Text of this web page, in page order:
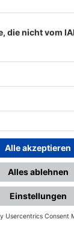
Datenschutz